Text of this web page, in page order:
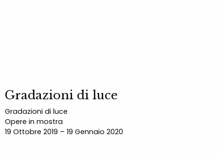
Gradazioni di luce
Gradazioni di luce
Opere in mostra
19 Ottobre 2019 – 19 Gennaio 2020